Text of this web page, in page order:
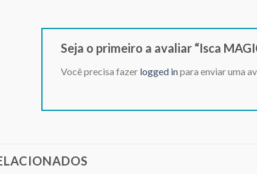
Seja o primeiro a avaliar “Isca
Você precisa fazer logged inpara enviar uma